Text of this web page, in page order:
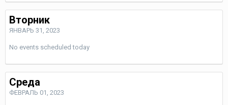
Вторник
ЯНВАРЬ 31, 2023
No events scheduled today
Среда
ФЕВРАЛЬ 01, 2023